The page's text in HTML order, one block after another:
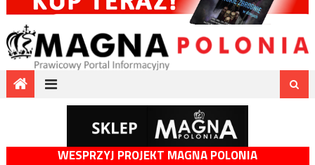
WESPRZYJ PROJEKT MAGNA POLONIA